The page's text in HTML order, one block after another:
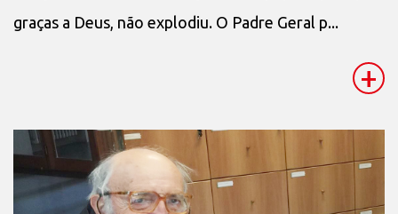
graças a Deus, não explodiu. O Padre Geral p...
+